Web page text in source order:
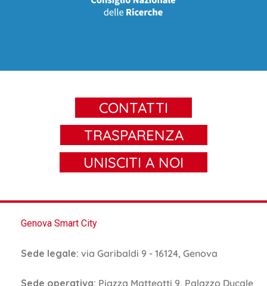
CONTATTI
TRASPARENZA
UNISCITI A NOI
Genova Smart City
Sede legale: via Garibaldi 9 - 16124, Genova
Sede operativa: Piazza Matteotti 9, Palazzo Ducale